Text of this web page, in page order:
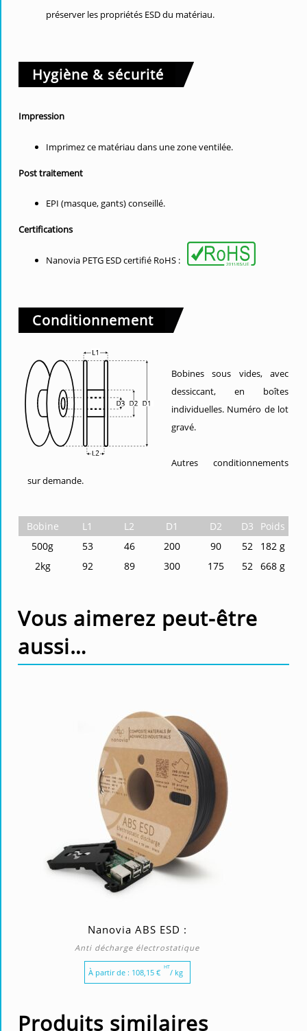
préserver les propriétés ESD du matériau.
Hygiène & sécurité
Impression
Imprimez ce matériau dans une zone ventilée.
Post traitement
EPI (masque, gants) conseillé.
Certifications
Nanovia PETG ESD certifié RoHS :
Conditionnement
Bobines sous vides, avec
dessiccant, en boîtes
individuelles. Numéro de lot
gravé.
Autres conditionnements
sur demande.
Bobine L1 L2 D1 D2 D3
Poids
500g
53 46 200 90 52
182 g
2kg
92 89 300 175 52 668 g
Vous aimerez peut-être
aussi…
Nanovia ABS ESD :
Anti décharge électrostatique
À partir de : 108,15 €
HT
/ kg
Produits similaires